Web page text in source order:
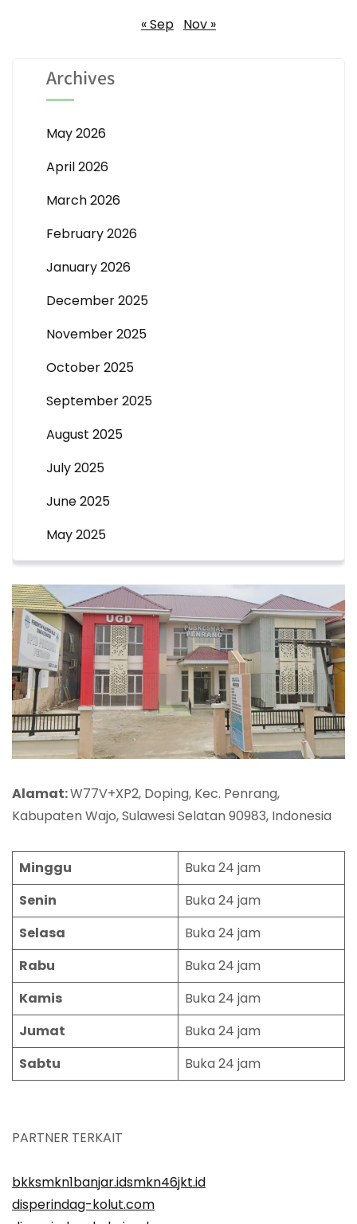
« Sep Nov »
Archives
May 2026
April 2026
March 2026
February 2026
January 2026
December 2025
November 2025
October 2025
September 2025
August 2025
July 2025
June 2025
May 2025
Alamat:W77V+XP2, Doping, Kec. Penrang,
Kabupaten Wajo, Sulawesi Selatan 90983, Indonesia
Minggu
Buka 24 jam
Senin
Buka 24 jam
Selasa
Buka 24 jam
Rabu
Buka 24 jam
Kamis
Buka 24 jam
Jumat
Buka 24 jam
Sabtu
Buka 24 jam
PARTNER TERKAIT
bkksmkn1banjar.idsmkn46jkt.id
disperindag-kolut.com